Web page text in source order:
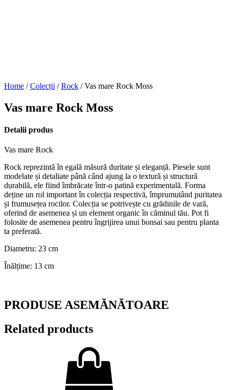
Home /Colecții /Rock / Vas mare Rock Moss
Vas mare Rock Moss
Detalii produs
Vas mare Rock
Rock reprezintă în egală măsură duritate și eleganță. Piesele sunt
modelate și detaliate până când ajung la o textură și structură
durabilă, ele fiind îmbrăcate într-o patină experimentală. Forma
deține un rol important în colecția respectivă, împrumutând puritatea
și frumusețea rocilor. Colecția se potrivește cu grădinile de vară,
oferind de asemenea și un element organic în căminul tău. Pot fi
folosite de asemenea pentru îngrijirea unui bonsai sau pentru planta
ta preferată.
Diametru: 23 cm
Înălțime: 13 cm
PRODUSE ASEMĂNĂTOARE
Related products